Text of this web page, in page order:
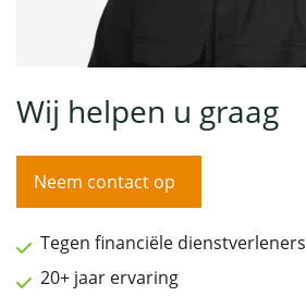
Wij helpen u graag
Neem contact op
Tegen financiële dienstverleners
20+ jaar ervaring